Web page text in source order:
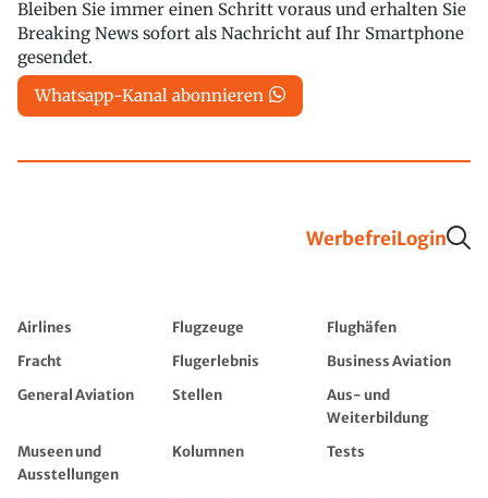
Bleiben Sie immer einen Schritt voraus und erhalten Sie
Breaking News sofort als Nachricht auf Ihr Smartphone
gesendet.
Whatsapp-Kanal abonnieren
WerbefreiLogin
Airlines Flugzeuge
Flughäfen
Fracht
Flugerlebnis
Business Aviation
General Aviation
Stellen
Aus- und
Weiterbildung
Museen und
Ausstellungen
Kolumnen Tests